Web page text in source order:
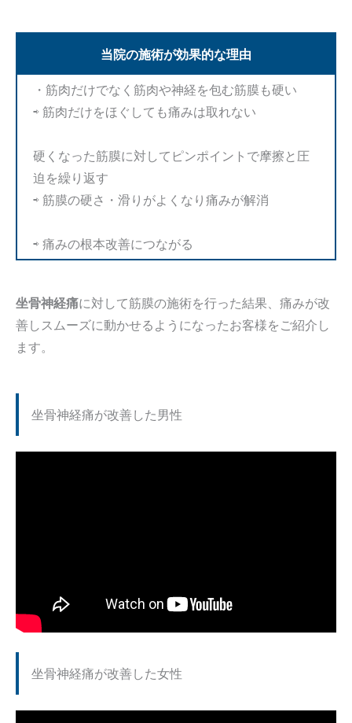
当院の施術が効果的な理由
・筋肉だけでなく筋肉や神経を包む筋膜も硬い
⇨ 筋肉だけをほぐしても痛みは取れない
硬くなった筋膜に対してピンポイントで摩擦と圧
迫を繰り返す
⇨ 筋膜の硬さ・滑りがよくなり痛みが解消
⇨ 痛みの根本改善につながる
坐骨神経痛に対して筋膜の施術を行った結果、痛みが改
善しスムーズに動かせるようになったお客様をご紹介し
ます。
坐骨神経痛が改善した男性
坐骨神経痛が改善した女性